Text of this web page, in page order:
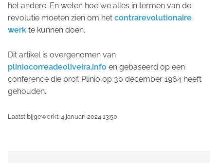
het andere. En weten hoe we alles in termen van de
revolutie moeten zien om het contrarevolutionaire
werk te kunnen doen.
Dit artikel is overgenomen van
pliniocorreadeoliveira.info en gebaseerd op een
conference die prof. Plinio op 30 december 1964 heeft
gehouden.
Laatst bijgewerkt: 4 januari 2024 13:50